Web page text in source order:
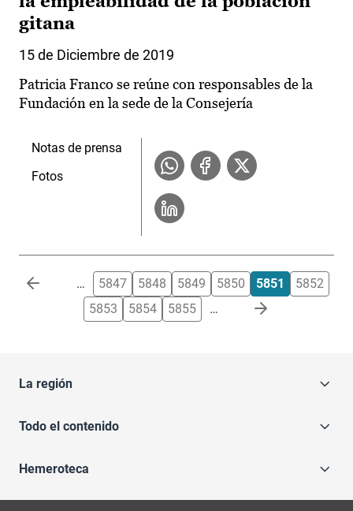
gitana
15 de Diciembre de 2019
Patricia Franco se reúne con responsables de la
Fundación en la sede de la Consejería
Notas de prensa
Fotos
Paginación … 5847 5848 5849 5850 5851
5852
5853
5854 5855 …
La región
Todo el contenido
Hemeroteca